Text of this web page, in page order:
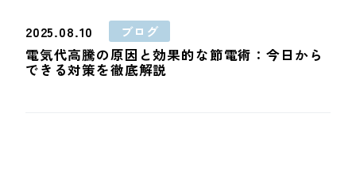
2025.08.10 ブログ
電気代高騰の原因と効果的な節電術：今日から
できる対策を徹底解説